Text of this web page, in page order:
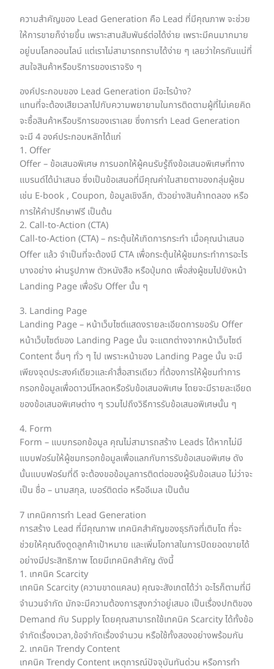
ความสำคัญของ Lead Generation คือ Lead ที่มีคุณภาพ จะช่วย
ให้การขายก็ง่ายขึ้น เพราะสานสัมพันธ์ต่อได้ง่าย เพราะมีคนมากมาย
อยู่บนโลกออนไลน์ แต่เราไม่สามารถทราบได้ง่าย ๆ เลยว่าใครกันแน่ที่
สนใจสินค้าหรือบริการของเราจริง ๆ
องค์ประกอบของ Lead Generation มีอะไรบ้าง?
แทนที่จะต้องเสียเวลาไปกับความพยายามในการติดตามผู้ที่ไม่เคยคิด
จะซื้อสินค้าหรือบริการของเราเลย ซึ่งการทำ Lead Generation
จะมี 4 องค์ประกอบหลักได้แก่
1. Offer
Offer – ข้อเสนอพิเศษ การบอกให้ผู้คนรับรู้ถึงข้อเสนอพิเศษที่ทาง
แบรนด์ได้นำเสนอ ซึ่งเป็นข้อเสนอที่มีคุณค่าในสายตาของกลุ่มผู้ชม
เช่น E-book , Coupon, ข้อมูลเชิงลึก, ตัวอย่างสินค้าทดลอง หรือ
การให้คำปรึกษาฟรี เป็นต้น
2. Call-to-Action (CTA)
Call-to-Action (CTA) – กระตุ้นให้เกิดการกระทำ เมื่อคุณนำเสนอ
Offer แล้ว จำเป็นที่จะต้องมี CTA เพื่อกระตุ้นให้ผู้ชมกระทำการอะไร
บางอย่าง ผ่านรูปภาพ ตัวหนังสือ หรือปุ่มกด เพื่อส่งผู้ชมไปยังหน้า
Landing Page เพื่อรับ Offer นั้น ๆ
3. Landing Page
Landing Page – หน้าเว็บไซต์แสดงรายละเอียดการขอรับ Offer
หน้าเว็บไซต์ของ Landing Page นั้น จะแตกต่างจากหน้าเว็บไซต์
Content อื่นๆ ทั่ว ๆ ไป เพราะหน้าของ Landing Page นั้น จะมี
เพียงจุดประสงค์เดียวและคำสื่อสารเดียว ที่ต้องการให้ผู้ชมทำการ
กรอกข้อมูลเพื่อดาวน์โหลดหรือรับข้อเสนอพิเศษ โดยจะมีรายละเอียด
ของข้อเสนอพิเศษต่าง ๆ รวมไปถึงวิธีการรับข้อเสนอพิเศษนั้น ๆ
4. Form
Form – แบบกรอกข้อมูล คุณไม่สามารถสร้าง Leads ได้หากไม่มี
แบบฟอร์มให้ผู้ชมกรอกข้อมูลเพื่อแลกกับการรับข้อเสนอพิเศษ ดัง
นั้นแบบฟอร์มที่ดี จะต้องขอข้อมูลการติดต่อของผู้รับข้อเสนอ ไม่ว่าจะ
เป็น ชื่อ – นามสกุล, เบอร์ติดต่อ หรืออีเมล เป็นต้น
7 เทคนิคการทำ Lead Generation
การสร้าง Lead ที่มีคุณภาพ เทคนิคสำคัญของธุรกิจที่เติบโต ที่จะ
ช่วยให้คุณดึงดูดลูกค้าเป้าหมาย และเพิ่มโอกาสในการปิดยอดขายได้
อย่างมีประสิทธิภาพ โดยมีเทคนิคสำคัญ ดังนี้
1. เทคนิค Scarcity
เทคนิค Scarcity (ความขาดแคลน) คุณจะสังเกตได้ว่า อะไรก็ตามที่มี
จำนวนจำกัด มักจะมีความต้องการสูงกว่าอยู่เสมอ เป็นเรื่องปกติของ
Demand กับ Supply โดยคุณสามารถใช้เทคนิค Scarcity ได้ทั้งข้อ
จำกัดเรื่องเวลา,ข้อจำกัดเรื่องจำนวน หรือใช้ทั้งสองอย่างพร้อมกัน
2. เทคนิค Trendy Content
เทคนิค Trendy Content เหตุการณ์ปัจจุบันทันด่วน หรือการทำ